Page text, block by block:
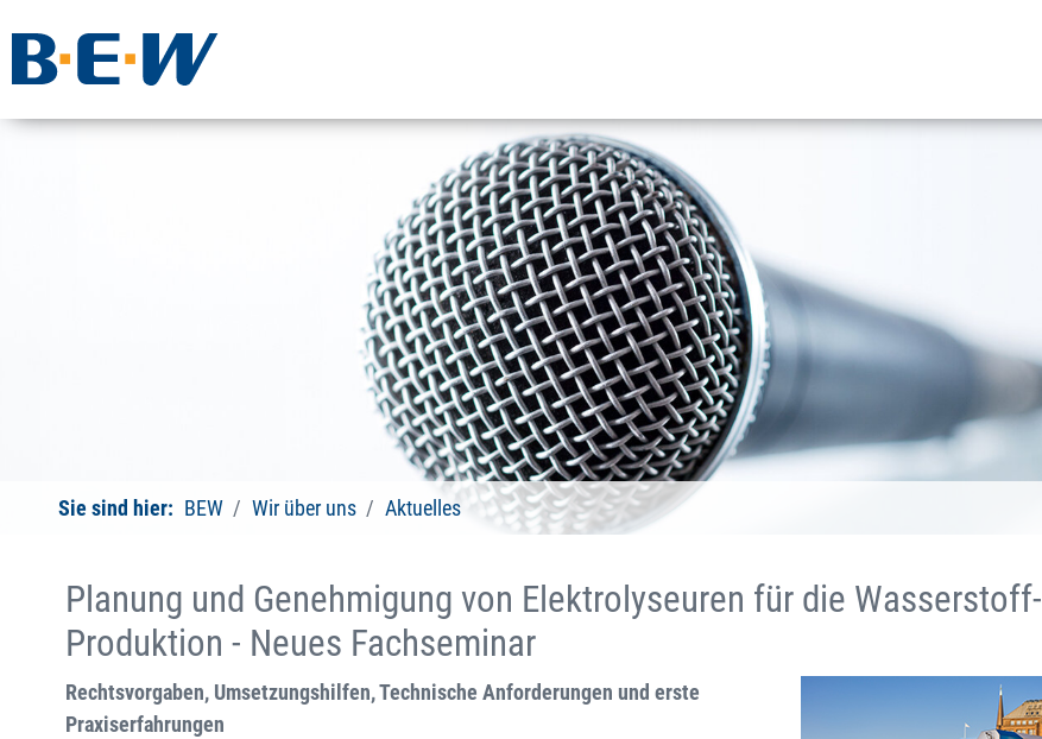
Sie sind hier: BEW Wir über uns Aktuelles
Planung und Genehmigung von Elektrolyseuren für die Wasserstoff-
Produktion - Neues Fachseminar
Rechtsvorgaben, Umsetzungshilfen, Technische Anforderungen und erste
Praxiserfahrungen